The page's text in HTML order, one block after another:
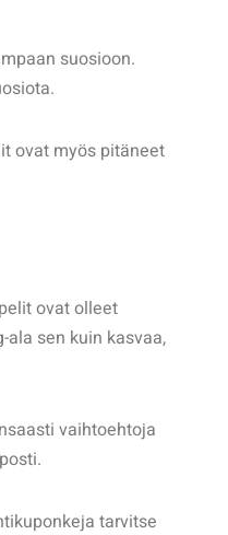
suosioon.
ovat myös pitäneet
ovat olleet
sen kuin kasvaa,
vaihtoehtoja
tarvitse